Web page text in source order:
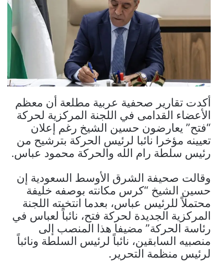
أكدت تقارير صحفية عربية مطلعة أن معظم
الأعضاء القدامى في اللجنة المركزية لحركة
“فتح” يعارضون حسين الشيخ رغم إعلان
تعيينه مؤخرا نائبا لرئيس الحركة بترشيح من
رئيس سلطة رام الله والحركة محمود عباس.
وقالت صحيفة الشرق الأوسط السعودية إن
حسين الشيخ “كرس مكانته بوصفه خليفة
محتملاً للرئيس عباس، بعدما انتخبته اللجنة
المركزية الجديدة لحركة فتح، نائباً لعباس في
رئاسة الحركة” مضيفا هذا المنصب إلى
منصبيه السابقين، نائباً لرئيس السلطة ونائباً
لرئيس منظمة التحرير.